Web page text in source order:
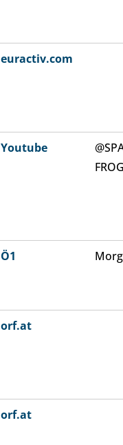
euractiv.com
Youtube
Ö1
orf.at
orf.at